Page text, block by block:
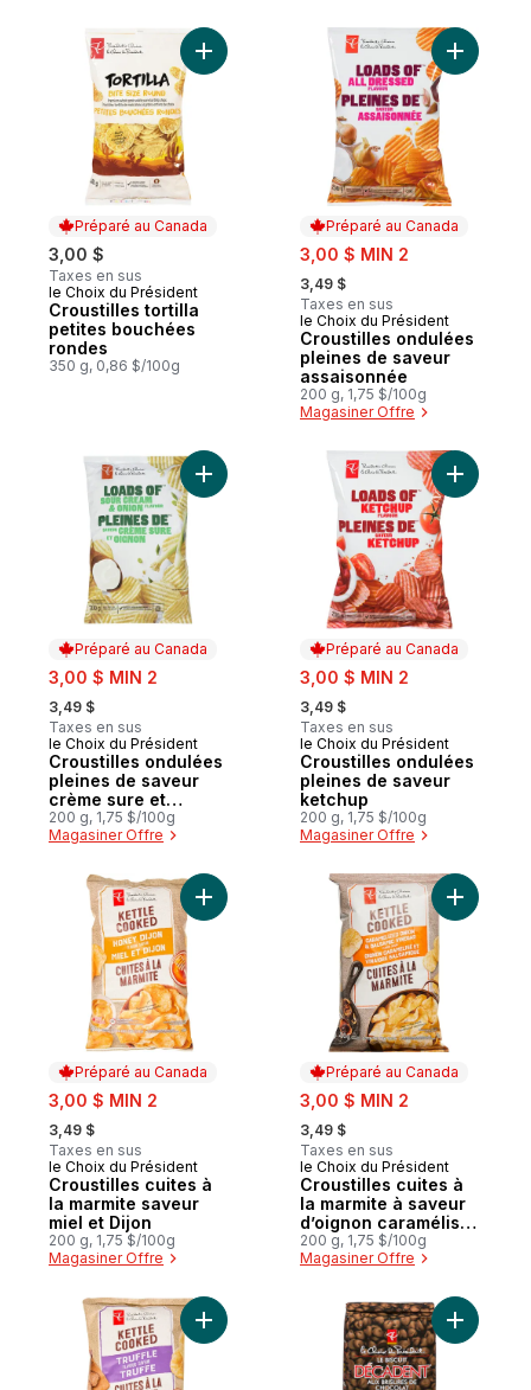
Préparé au Canada
3,00 $
Taxes en sus
Préparé au Canada
le Choix du Président
Croustilles tortilla
petites bouchées
rondes
350 g, 0,86 $/100g
Ajouter Croustilles tortilla petites
Préparé au Canada
sale:
3,00 $ MIN 2
, formerly:
3,49 $
Taxes en sus
Préparé au Canada
le Choix du Président
Croustilles ondulées
pleines de saveur
assaisonnée
200 g, 1,75 $/100g
Magasiner Offre
Ajouter
Préparé au Canada
sale:
3,00 $ MIN 2
, formerly:
3,49 $
Taxes en sus
Préparé au Canada
le Choix du Président
Croustilles ondulées
pleines de saveur
crème sure et
oignon
200 g, 1,75 $/100g
Magasiner Offre
Ajouter Croustilles ondulées pleines de
Préparé au Canada
sale:
3,00 $ MIN 2
, formerly:
3,49 $
Taxes en sus
Préparé au Canada
le Choix du Président
Croustilles ondulées
pleines de saveur
ketchup
200 g, 1,75 $/100g
Magasiner Offre
Préparé au Canada
sale:
3,00 $ MIN 2
, formerly:
3,49 $
Taxes en sus
Préparé au Canada
le Choix du Président
Croustilles cuites à
la marmite saveur
miel et Dijon
200 g, 1,75 $/100g
Magasiner Offre
Ajouter Croustilles cuites à la marmite
Préparé au Canada
sale:
3,00 $ MIN 2
, formerly:
3,49 $
Taxes en sus
Préparé au Canada
le Choix du Président
Croustilles cuites à
la marmite à saveur
d’oignon caramélisé
et de vinaigre
balsamique
200 g, 1,75 $/100g
Magasiner Offre
Ajouter
Ajouter Croustilles cuites à la marmite
Ajouter